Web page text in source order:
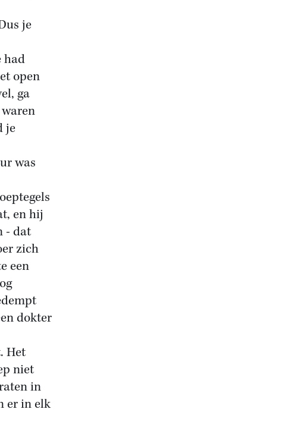
je
had
open
ga
je
was
en hij
- dat
zich
een
dokter
Het
niet
in
er in elk